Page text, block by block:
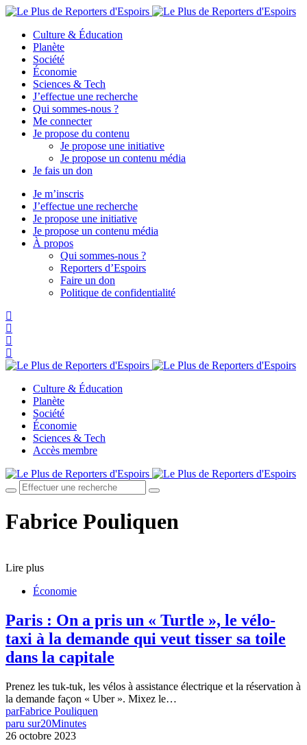
Culture & Éducation
Planète
Société
Économie
Sciences & Tech
J’effectue une recherche
Qui sommes-nous ?
Me connecter
Je propose du contenu
Je propose une initiative
Je propose un contenu média
Je fais un don
Je m’inscris
J’effectue une recherche
Je propose une initiative
Je propose un contenu média
À propos
Qui sommes-nous ?
Reporters d’Espoirs
Faire un don
Politique de confidentialité
Culture & Éducation
Planète
Société
Économie
Sciences & Tech
Accès membre
Fabrice Pouliquen
Lire plus
Économie
Paris : On a pris un « Turtle », le vélo-
taxi à la demande qui veut tisser sa toile
dans la capitale
Prenez les tuk-tuk, les vélos à assistance électrique et la réservation à
la demande façon « Uber ». Mixez le…
parFabrice Pouliquen
paru sur20Minutes
26 octobre 2023